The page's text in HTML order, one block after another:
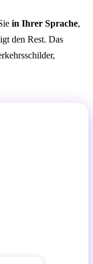
in Ihrer Sprache,
den Rest. Das